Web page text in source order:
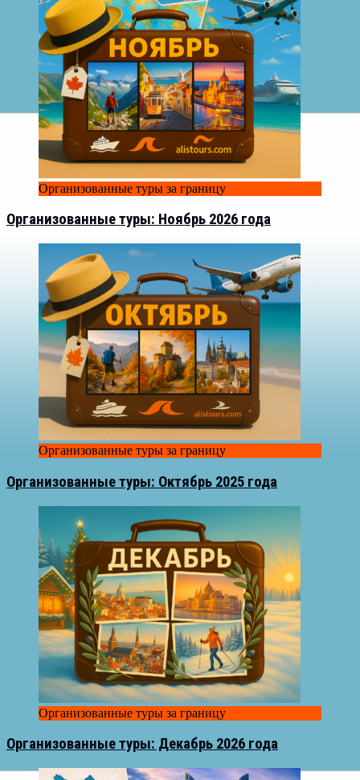
Организованные туры за границу
Организованные туры: Ноябрь 2026 года
Организованные туры за границу
Организованные туры: Октябрь 2025 года
Организованные туры за границу
Организованные туры: Декабрь 2026 года